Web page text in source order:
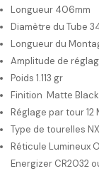
Longueur 406mm
Diamètre du Tube
Longueur du
Amplitude de
Poids 1.113 gr
Finition Matte Black
Réglage par tour12
Type de tourelles
Réticule Lumineux
Energizer CR2032